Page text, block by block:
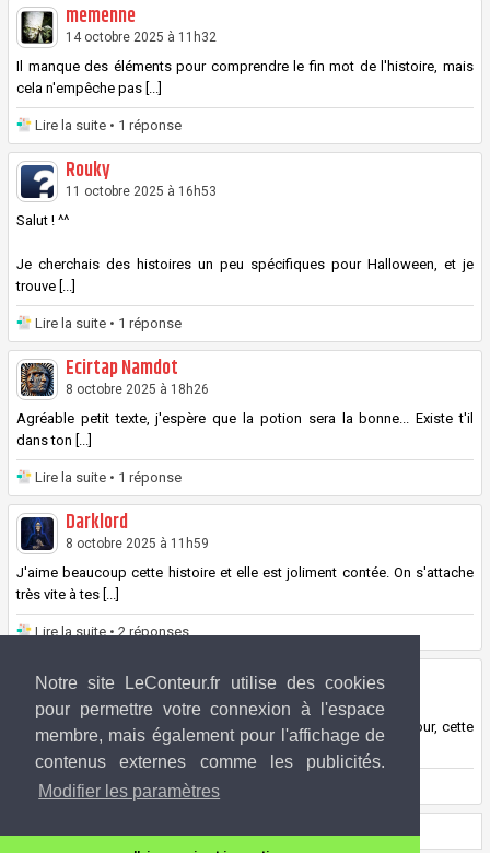
Notre site LeConteur.fr utilise des cookies
pour permettre votre connexion à l'espace
membre, mais également pour l'affichage de
contenus externes comme les publicités.
Modifier les paramètres
memenne
14 octobre 2025 à 11h32
Il manque des éléments pour comprendre le fin mot de l'histoire, mais
cela n'empêche pas [...]
Lire la suite • 1 réponse
Rouky
11 octobre 2025 à 16h53
Salut ! ^^
Je cherchais des histoires un peu spécifiques pour Halloween, et je
trouve [...]
Lire la suite • 1 réponse
Ecirtap Namdot
8 octobre 2025 à 18h26
Agréable petit texte, j'espère que la potion sera la bonne... Existe t'il
dans ton [...]
Lire la suite • 1 réponse
Darklord
8 octobre 2025 à 11h59
J'aime beaucoup cette histoire et elle est joliment contée. On s'attache
très vite à tes [...]
Lire la suite• 2 réponses
Arkhenbarn
Leur interaction est attendrissante, à ces deux-là 😍 . Quel amour, cette
Lire la suite • 1 réponse